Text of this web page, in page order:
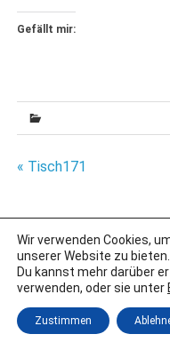
Gefällt mir:
« Tisch171
Erstellt mit
Wir verwenden Cookies,
unserer Website zu bieten.
Du kannst mehr darüber
verwenden, oder sie unter
Zustimmen